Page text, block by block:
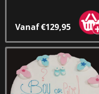
Vanaf €129,95